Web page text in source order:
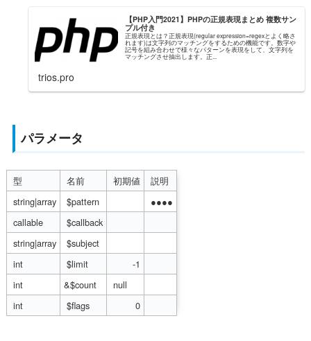
【PHP入門2021】PHPの正規表現まとめ 複数サン
プル付き
正規表現とは？正規表現(regular expression=regexとよく略さ
れます)は文字列のマッチングをするための機能です。数字や
記号を組み合わせで様々なパターンを表現をして、文字列を
マッチングさせ抽出します。正...
trios.pro
パラメータ
型 名前 初期値
説明
string|array
$pattern
●●●●
callable
$callback
string|array
$subject
int
$limit
-1
int
&$count
null
int
$flags 0